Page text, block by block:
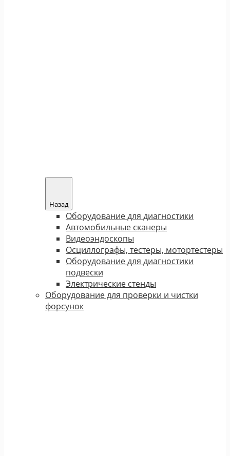
Назад
Оборудование для диагностики
Автомобильные сканеры
Видеоэндоскопы
Осциллографы, тестеры, мотортестеры
Оборудование для диагностики
подвески
Электрические стенды
Оборудование для проверки и чистки
форсунок